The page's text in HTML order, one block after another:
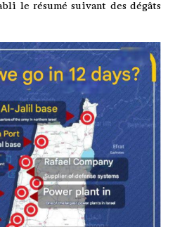
le résumé suivant des dégâts